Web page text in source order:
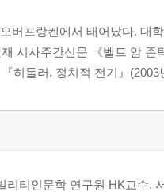
버프랑켄에서 태어났다. 대
시사주간신문 《벨트 암
히틀러, 정치적 전기』
리티인문학 연구원 HK교수.